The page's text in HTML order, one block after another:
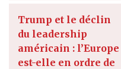
Trump et le déclin
du leadership
américain : l’Europe
est-elle en ordre de